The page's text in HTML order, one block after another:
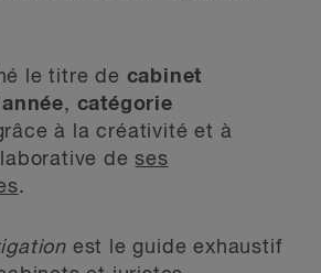
le titre de cabinet
, catégorie
à la créativité et à
deses
.
est le guide exhaustif